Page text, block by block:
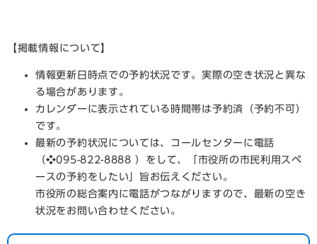
​【掲載情報について】
情報更新日時点での予約状況です。実際の空き状況と異な
る場合があります。
カレンダーに表示されている時間帯は予約済（予約不可）
です。
最新の予約状況については、コールセンターに電話
（❖095-822-8888 ）をして、「市役所の市民利用スペ
ースの予約をしたい」旨お伝えください。
市役所の総合案内に電話がつながりますので、最新の空き
状況をお問い合わせください。